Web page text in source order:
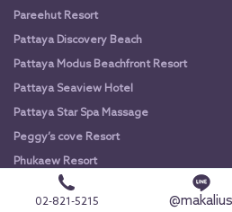
Pareehut Resort
Pattaya Discovery Beach
Pattaya Modus Beachfront Resort
Pattaya Seaview Hotel
Pattaya Star Spa Massage
Peggy’s cove Resort
Phukaew Resort
Play Phala Beach Resort
02-821-5215 @makalius